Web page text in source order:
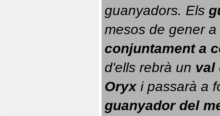
guanyadors. Els
conjuntament a
d'ells rebrà un val
Oryx i passarà a
guanyador del